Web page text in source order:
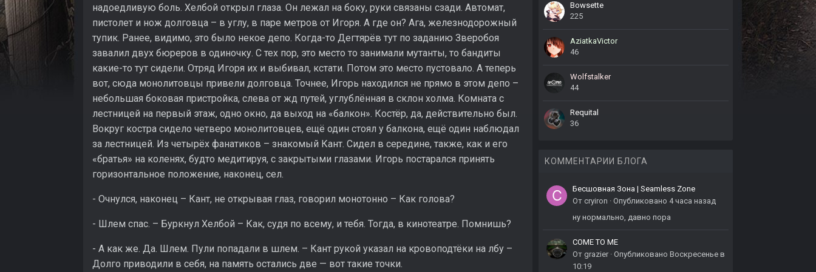
надоедливую боль. Хелбой открыл глаза. Он лежал на боку, руки связаны сзади. Автомат,
пистолет и нож долговца – в углу, в паре метров от Игоря. А где он? Ага, железнодорожный
тупик. Ранее, видимо, это было некое депо. Когда-то Дегтярёв тут по заданию Зверобоя
завалил двух бюреров в одиночку. С тех пор, это место то занимали мутанты, то бандиты
какие-то тут сидели. Отряд Игоря их и выбивал, кстати. Потом это место пустовало. А теперь
вот, сюда монолитовцы привели долговца. Точнее, Игорь находился не прямо в этом депо –
небольшая боковая пристройка, слева от жд путей, углублённая в склон холма. Комната с
лестницей на первый этаж, одно окно, да выход на «балкон». Костёр, да, действительно был.
Вокруг костра сидело четверо монолитовцев, ещё один стоял у балкона, ещё один наблюдал
за лестницей. Из четырёх фанатиков – знакомый Кант. Сидел в середине, также, как и его
«братья» на коленях, будто медитируя, с закрытыми глазами. Игорь постарался принять
горизонтальное положение, наконец, сел.
- Очнулся, наконец – Кант, не открывая глаз, говорил монотонно – Как голова?
- Шлем спас. – Буркнул Хелбой – Как, судя по всему, и тебя. Тогда, в кинотеатре. Помнишь?
- А как же. Да. Шлем. Пули попадали в шлем. – Кант рукой указал на кровоподтёки на лбу –
Долго приводили в себя, на память остались две — вот такие точки.
Bowsette
225
AziatkaVictor
46
Wolfstalker
44
Requital
36
КОММЕНТАРИИ БЛОГА
Бесшовная Зона | Seamless Zone
От cryiron · Опубликовано 4 часа назад
ну нормально, давно пора
COME TO ME
От grazier · Опубликовано Воскресенье в
10:19